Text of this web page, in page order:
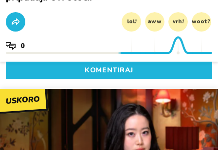
lol! aww vrh! woot?!
0
KOMENTIRAJ
USKORO